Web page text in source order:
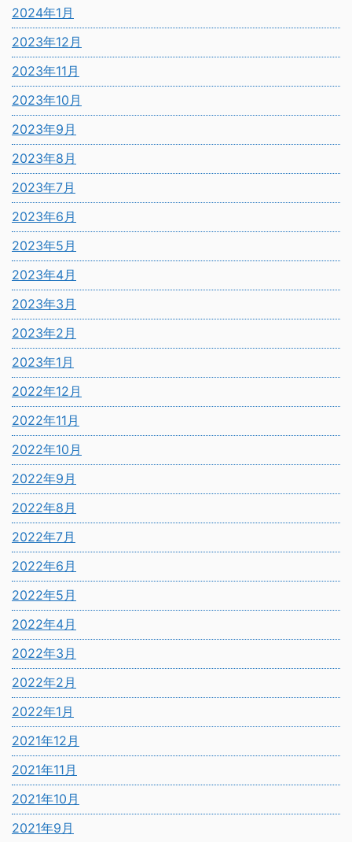
2024年1月
2023年12月
2023年11月
2023年10月
2023年9月
2023年8月
2023年7月
2023年6月
2023年5月
2023年4月
2023年3月
2023年2月
2023年1月
2022年12月
2022年11月
2022年10月
2022年9月
2022年8月
2022年7月
2022年6月
2022年5月
2022年4月
2022年3月
2022年2月
2022年1月
2021年12月
2021年11月
2021年10月
2021年9月